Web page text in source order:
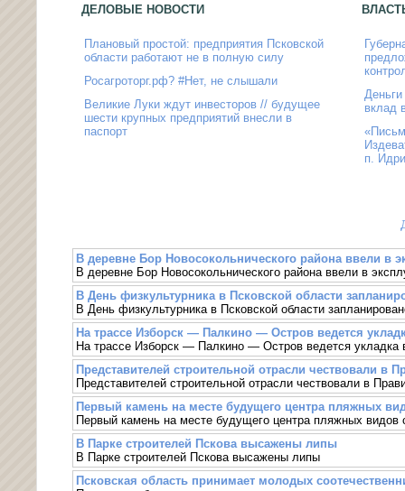
ДЕЛОВЫЕ НОВОСТИ
Плановый простой: предприятия Псковской
области работают не в полную силу
Росагроторг.рф? #Нет, не слышали
Великие Луки ждут инвесторов // будущее
шести крупных предприятий внесли в
паспорт
вклад
п.
В деревне Бор Новосокольнического района ввели в
В деревне Бор Новосокольнического района ввели в
В День физкультурника в Псковской области
В День физкультурника в Псковской области
На трассе Изборск — Палкино — Остров ведется
На трассе Изборск — Палкино — Остров ведется укладка
Представителей строительной отрасли чествовали в
Представителей строительной отрасли чествовали в
Первый камень на месте будущего центра пляжных
Первый камень на месте будущего центра пляжных видов
В Парке строителей Пскова высажены липы
В Парке строителей Пскова высажены липы
Псковская область принимает молодых